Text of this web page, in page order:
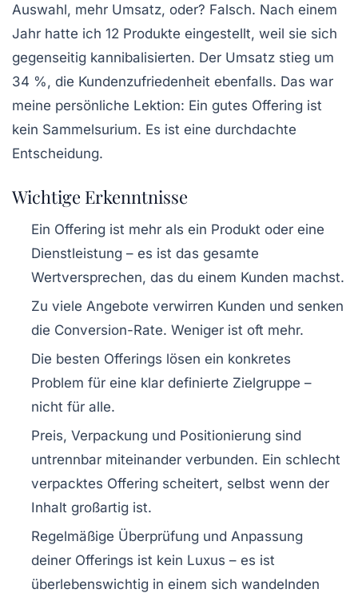
Auswahl, mehr Umsatz, oder? Falsch. Nach einem
Jahr hatte ich 12 Produkte eingestellt, weil sie sich
gegenseitig kannibalisierten. Der Umsatz stieg um
34 %, die Kundenzufriedenheit ebenfalls. Das war
meine persönliche Lektion: Ein gutes Offering ist
kein Sammelsurium. Es ist eine durchdachte
Entscheidung.
Wichtige Erkenntnisse
Ein Offering ist mehr als ein Produkt oder eine
Dienstleistung – es ist das gesamte
Wertversprechen, das du einem Kunden machst.
Zu viele Angebote verwirren Kunden und senken
die Conversion-Rate. Weniger ist oft mehr.
Die besten Offerings lösen ein konkretes
Problem für eine klar definierte Zielgruppe –
nicht für alle.
Preis, Verpackung und Positionierung sind
untrennbar miteinander verbunden. Ein schlecht
verpacktes Offering scheitert, selbst wenn der
Inhalt großartig ist.
Regelmäßige Überprüfung und Anpassung
deiner Offerings ist kein Luxus – es ist
überlebenswichtig in einem sich wandelnden